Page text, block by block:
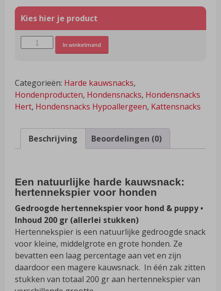
Natuurlijke
Hertennekspier
aantal
In winkelmand
Categorieën: Harde kauwsnacks,
Hondenproducten, Hondensnacks, Hondensnacks
Hert, Hondensnacks Hypoallergeen, Kattensnacks
Beschrijving Beoordelingen (0)
Een natuurlijke harde kauwsnack:
hertennekspier voor honden
Gedroogde hertennekspier voor hond & puppy •
Inhoud 200 gr (allerlei stukken)
Hertennekspier is een natuurlijke gedroogde snack
voor kleine, middelgrote en grote honden. Ze
bevatten een laag percentage aan vet en zijn
daardoor een magere kauwsnack. In één zak zitten
stukken van totaal 200 gr aan hertennekspier van